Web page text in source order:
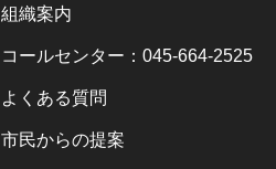
組織案内
コールセンター：045-664-2525
よくある質問
市民からの提案